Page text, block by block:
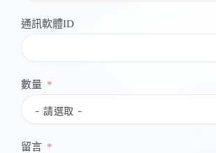
通訊軟體ID
數量
留言